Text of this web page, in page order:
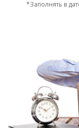
*Заполнять в